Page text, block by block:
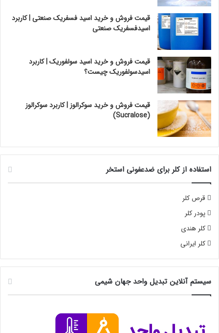
قیمت فروش و خرید اسید فسفریک صنعتی | کاربرد
اسیدفسفریک صنعتی
قیمت فروش و خرید اسید سولفوریک | کاربرد
اسیدسولفوریک چیست؟
قیمت فروش و خرید سوکرالوز | کاربرد سوکرالوز
(Sucralose)
استفاده از کلر برای ضدعفونی استخر
قرص کلر
پودر کلر
کلر هندی
کلر ایرانی
سیستم آنلاین تبدیل واحد جهان شیمی